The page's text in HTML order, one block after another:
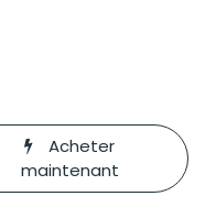
Acheter
maintenant